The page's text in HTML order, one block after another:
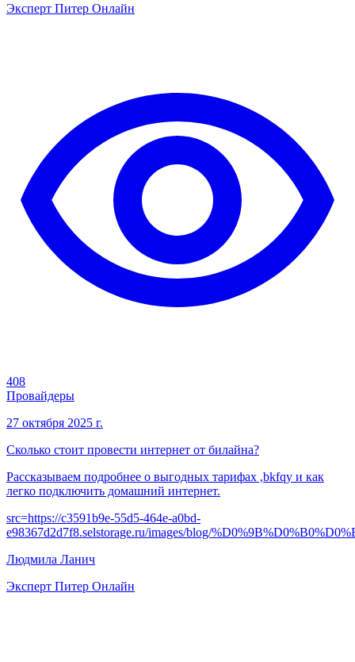
Эксперт Питер Онлайн
408
Провайдеры
27 октября 2025 г.
Сколько стоит провести интернет от билайна?
Рассказываем подробнее о выгодных тарифах ,bkfqy и как
легко подключить домашний интернет.
src=https://c3591b9e-55d5-464e-a0bd-
e98367d2d7f8.selstorage.ru/images/blog/
Людмила Ланич
Эксперт Питер Онлайн